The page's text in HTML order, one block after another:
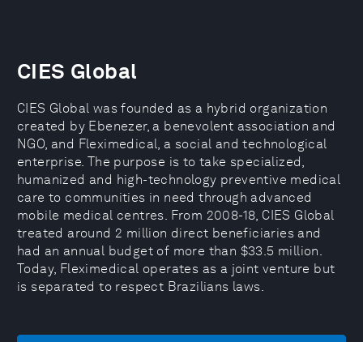
CIES Global
CIES Global was founded as a hybrid organization
created by Ebenezer, a benevolent association and
NGO, and Fleximedical, a social and technological
enterprise. The purpose is to take specialized,
humanized and high-technology preventive medical
care to communities in need through advanced
mobile medical centres. From 2008-18, CIES Global
treated around 2 million direct beneficiaries and
had an annual budget of more than $33.5 million.
Today, Fleximedical operates as a joint venture but
is separated to respect Brazilians laws.